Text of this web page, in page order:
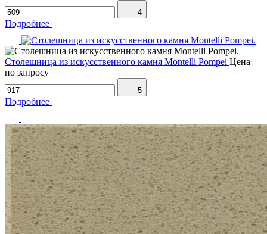
4
Подробнее
Столешница из искусственного камня Montelli Pompei Цена
по запросу
5
Подробнее